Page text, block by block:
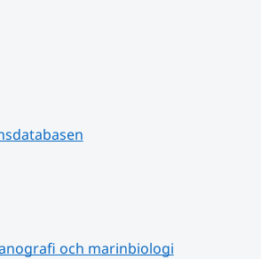
annan webbplats.
och marinbiologi